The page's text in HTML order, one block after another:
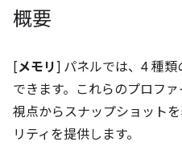
概要
[メモリ ] パネルでは、4 種
できます。これらのプロフ
視点からスナップショット
リティを提供します。